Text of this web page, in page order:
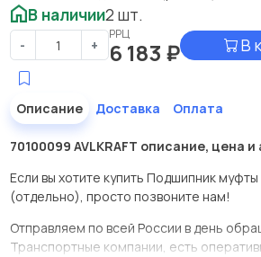
В наличии2 шт.
- +
РРЦ
6 183 ₽ В
Описание Доставка Оплата
70100099 AVLKRAFT описание, цена и
Если вы хотите купить Подшипник
(отдельно), просто позвоните нам!
Отправляем по всей России в день
Транспортные компании, есть